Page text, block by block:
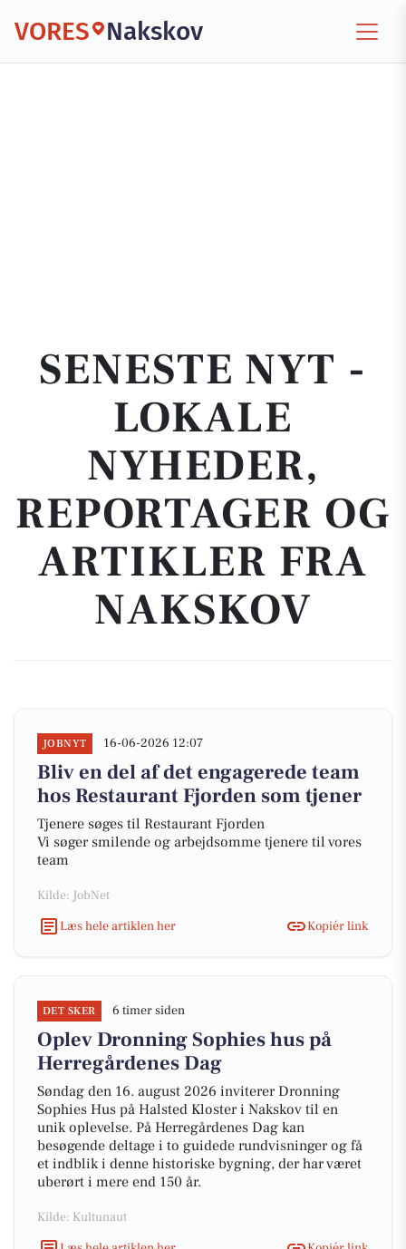
VORES Nakskov
SENESTE NYT -
LOKALE
NYHEDER,
REPORTAGER OG
ARTIKLER FRA
NAKSKOV
JOBNYT 16-06-2026 12:07
Bliv en del af det engagerede team
hos Restaurant Fjorden som tjener
Tjenere søges til Restaurant Fjorden
Vi søger smilende og arbejdsomme tjenere til vores
team
Kilde: JobNet
Læs hele artiklen her
Kopiér link
DET SKER 6 timer siden
Oplev Dronning Sophies hus på
Herregårdenes Dag
Søndag den 16. august 2026 inviterer Dronning
Sophies Hus på Halsted Kloster i Nakskov til en
unik oplevelse. På Herregårdenes Dag kan
besøgende deltage i to guidede rundvisninger og få
et indblik i denne historiske bygning, der har været
uberørt i mere end 150 år.
Kilde: Kultunaut